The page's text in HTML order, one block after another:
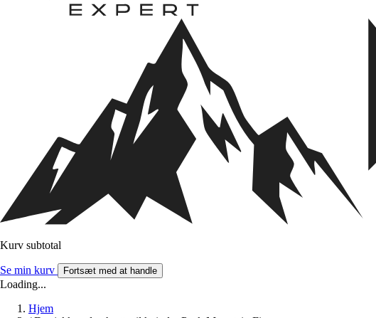
Kurv subtotal
Se min kurv Fortsæt med at handle
Loading...
Hjem